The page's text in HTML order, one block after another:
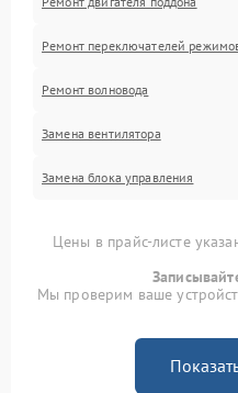
Ремонт переключателей
Ремонт волновода
Замена вентилятора
Замена блока управления
Цены в прайс-листе
Мы проверим ваше